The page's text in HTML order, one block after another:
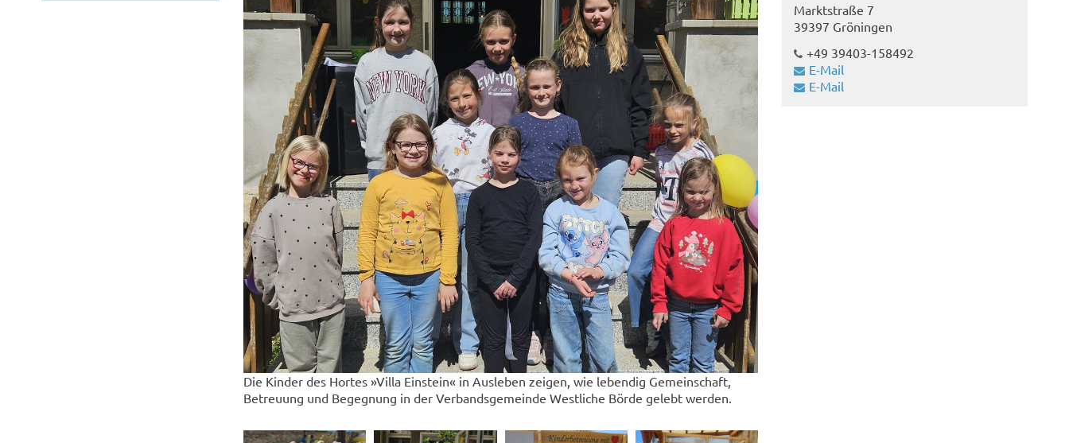
Die Kinder des Hortes »Villa Einstein« in Ausleben zeigen, wie lebendig Gemeinschaft,
Betreuung und Begegnung in der Verbandsgemeinde Westliche Börde gelebt werden.
Marktstraße 7
39397 Gröningen
+49 39403-158492
E-Mail
E-Mail